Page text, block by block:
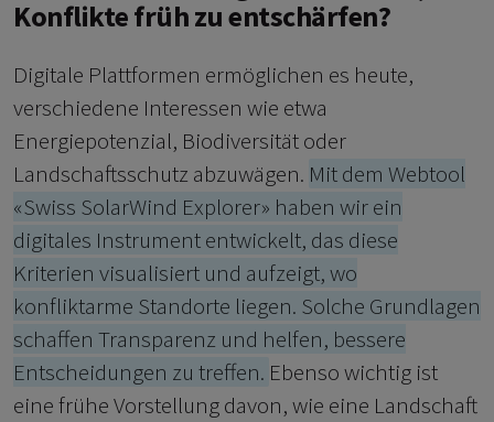
Konflikte früh zu entschärfen?
Digitale Plattformen ermöglichen es heute,
verschiedene Interessen wie etwa
Energiepotenzial, Biodiversität oder
Landschaftsschutz abzuwägen. Mit dem Webtool
«Swiss SolarWind Explorer» haben wir ein
digitales Instrument entwickelt, das diese
Kriterien visualisiert und aufzeigt, wo
konfliktarme Standorte liegen. Solche Grundlagen
schaffen Transparenz und helfen, bessere
Entscheidungen zu treffen. Ebenso wichtig ist
eine frühe Vorstellung davon, wie eine Landschaft